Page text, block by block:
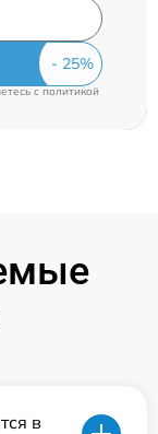
cполитикой
в